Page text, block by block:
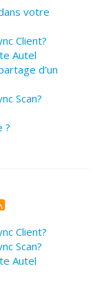
votre
Client?
Autel
d’un
Scan?
?
Client?
Scan?
Autel